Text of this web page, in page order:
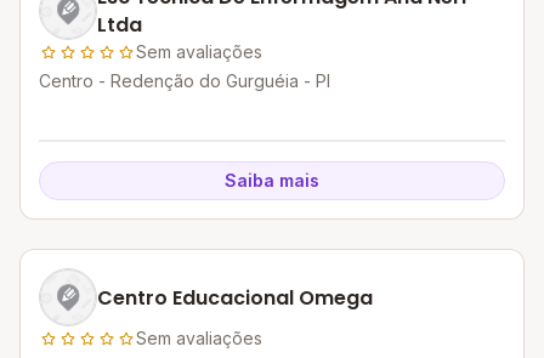
Ltda
Sem avaliações
Centro - Redenção do Gurguéia - PI
Saiba mais
Centro Educacional Omega
Sem avaliações